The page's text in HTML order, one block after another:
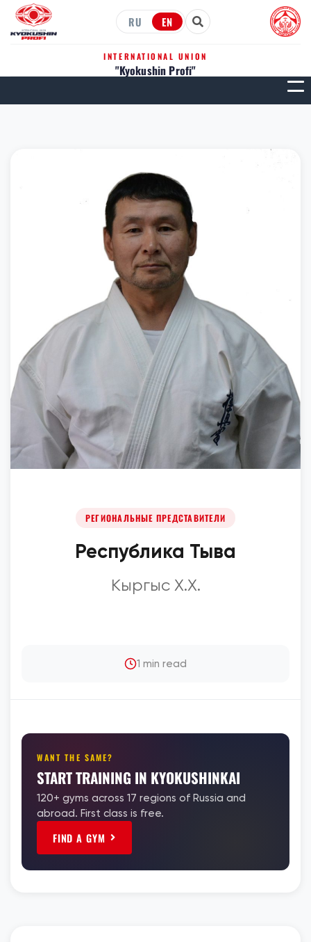
RU EN
INTERNATIONAL UNION
"Kyokushin Profi"
РЕГИОНАЛЬНЫЕ ПРЕДСТАВИТЕЛИ
Республика Тыва
Кыргыс Х.Х.
1 min read
WANT THE SAME?
START TRAINING IN KYOKUSHINKAI
120+ gyms across 17 regions of Russia and
abroad. First class is free.
FIND A GYM